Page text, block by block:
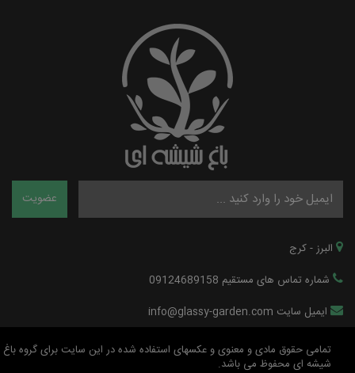
البرز - کرج
شماره تماس های مستقیم 09124689158
ایمیل سایت info@glassy-garden.com
تمامی حقوق مادی و معنوی و عکسهای استفاده شده در این سایت برای گروه باغ
شیشه ای محفوظ می باشد.